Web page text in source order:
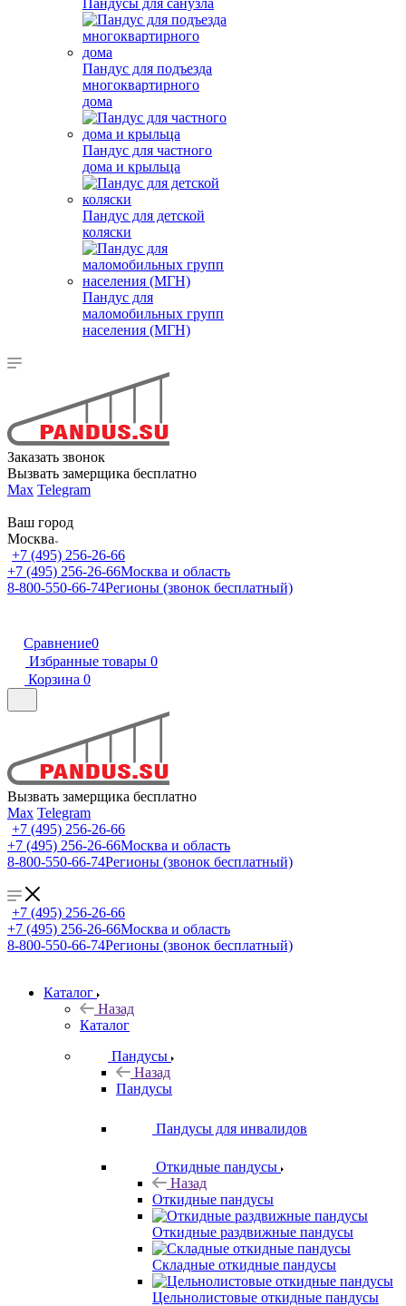
Пандусы для санузла
Пандус для подъезда
многоквартирного
дома
Пандус для частного
дома и крыльца
Пандус для детской
коляски
Пандус для
маломобильных групп
населения (МГН)
Заказать звонок
Вызвать замерщика бесплатно
Max Telegram
Ваш город
Москва
+7 (495) 256-26-66
+7 (495) 256-26-66Москва и область
8-800-550-66-74Регионы (звонок бесплатный)
Сравнение0
Избранные товары 0
Корзина 0
Вызвать замерщика бесплатно
Max Telegram
+7 (495) 256-26-66
+7 (495) 256-26-66Москва и область
8-800-550-66-74Регионы (звонок бесплатный)
+7 (495) 256-26-66
+7 (495) 256-26-66Москва и область
8-800-550-66-74Регионы (звонок бесплатный)
Каталог
Назад
Каталог
Пандусы
Назад
Пандусы
Пандусы для инвалидов
Откидные пандусы
Назад
Откидные пандусы
Откидные раздвижные пандусы
Складные откидные пандусы
Цельнолистовые откидные пандусы